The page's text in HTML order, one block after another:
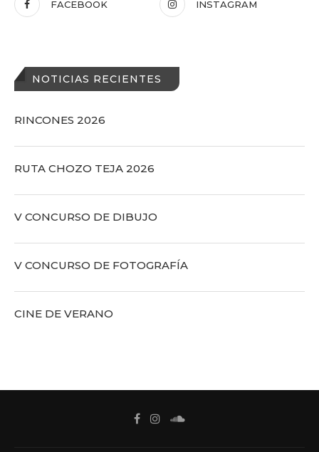
FACEBOOK INSTAGRAM
NOTICIAS RECIENTES
RINCONES 2026
RUTA CHOZO TEJA 2026
V CONCURSO DE DIBUJO
V CONCURSO DE FOTOGRAFÍA
CINE DE VERANO